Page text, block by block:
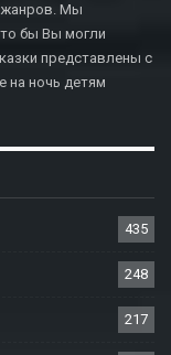
жанров. Мы
бы Вы могли
представлены с
на ночь детям
435
248
217